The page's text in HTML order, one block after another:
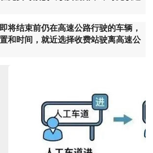
将结束前仍在高速公路行驶的车辆，
和时间，就近选择收费站驶离高速公